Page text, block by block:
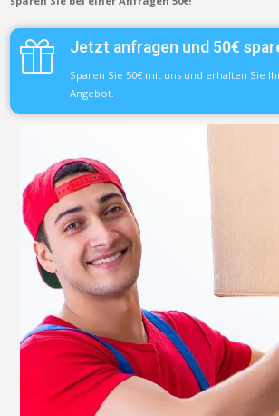
Jetzt anfragen und 50€
Sparen Sie 50€ mit uns und erhalten Sie
Angebot.